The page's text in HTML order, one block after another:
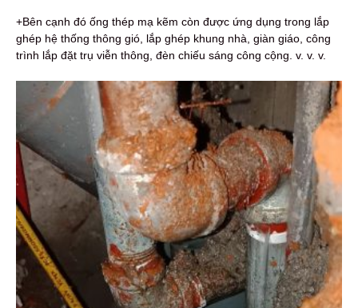
+Bên cạnh đó ống thép mạ kẽm còn được ứng dụng trong lắp
ghép hệ thống thông gió, lắp ghép khung nhà, giàn giáo, công
trình lắp đặt trụ viễn thông, đèn chiếu sáng công cộng. v. v. v.